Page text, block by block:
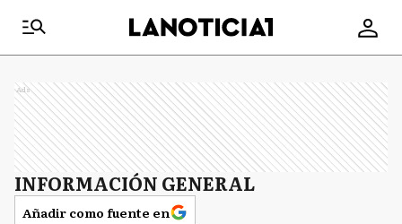
Ads
INFORMACIÓN GENERAL
Añadir como fuente en